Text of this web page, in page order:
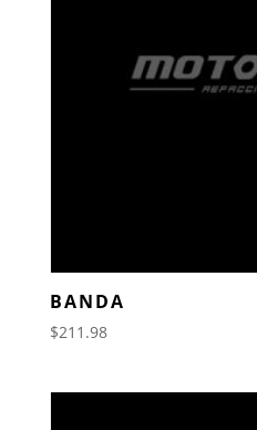
BANDA
$211.98